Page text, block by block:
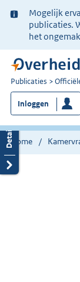
Ter
informatie:
Mogelijk
publicaties.
het
U
bent
nu
hier:
Publicaties
Inloggen
Home